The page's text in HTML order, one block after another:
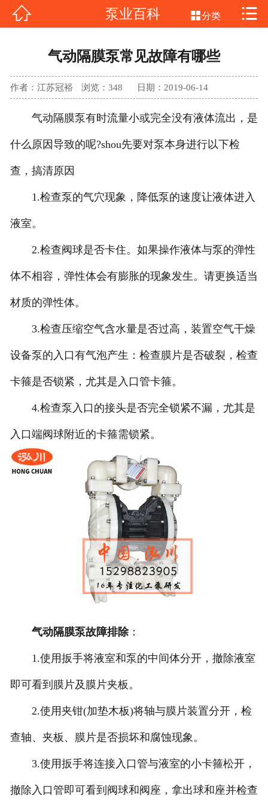
网站首页
氟塑料磁力泵
产品中心
客户案例
 泵业百科 分类 
气动隔膜泵常见故障有哪些
作者：江苏冠裕 浏览： 348 日期：2019-06-14
气动隔膜泵有时流量小或完全没有液体流出，是
什么原因导致的呢?shou先要对泵本身进行以下检
查，搞清原因
1.检查泵的气穴现象，降低泵的速度让液体进入
液室。
2.检查阀球是否卡住。如果操作液体与泵的弹性
体不相容，弹性体会有膨胀的现象发生。请更换适当
材质的弹性体。
3.检查压缩空气含水量是否过高，装置空气干燥
设备泵的入口有气泡产生：检查膜片是否破裂，检查
卡箍是否锁紧，尤其是入口管卡箍。
4.检查泵入口的接头是否完全锁紧不漏，尤其是
入口端阀球附近的卡箍需锁紧。
气动隔膜泵故障排除：
1.使用扳手将液室和泵的中间体分开，撤除液室
即可看到膜片及膜片夹板。
2.使用夹钳(加垫木板)将轴与膜片装置分开，检
查轴、夹板、膜片是否损坏和腐蚀现象。
3.使用扳手将连接入口管与液室的小卡箍松开，
撤除入口管即可看到阀球和阀座，拿出球和座并检查